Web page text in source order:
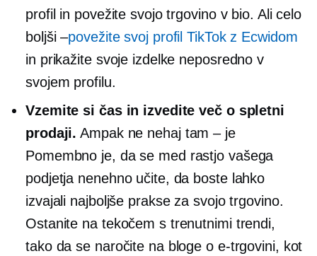
profil in povežite svojo trgovino v bio. Ali celo
boljši –povežite svoj profil TikTok z Ecwidom
in prikažite svoje izdelke neposredno v
svojem profilu.
Vzemite si čas in izvedite več o spletni
prodaji. Ampak ne nehaj tam – je
Pomembno je, da se med rastjo vašega
podjetja nenehno učite, da boste lahko
izvajali najboljše prakse za svojo trgovino.
Ostanite na tekočem s trenutnimi trendi,
tako da se naročite na bloge o e-trgovini, kot